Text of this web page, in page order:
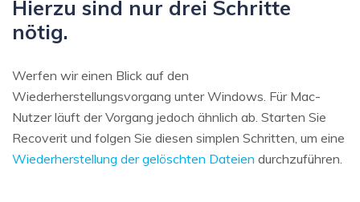
Hierzu sind nur drei Schritte
nötig.
Werfen wir einen Blick auf den
Wiederherstellungsvorgang unter Windows. Für Mac-
Nutzer läuft der Vorgang jedoch ähnlich ab. Starten Sie
Recoverit und folgen Sie diesen simplen Schritten, um eine
Wiederherstellung der gelöschten Dateien durchzuführen.